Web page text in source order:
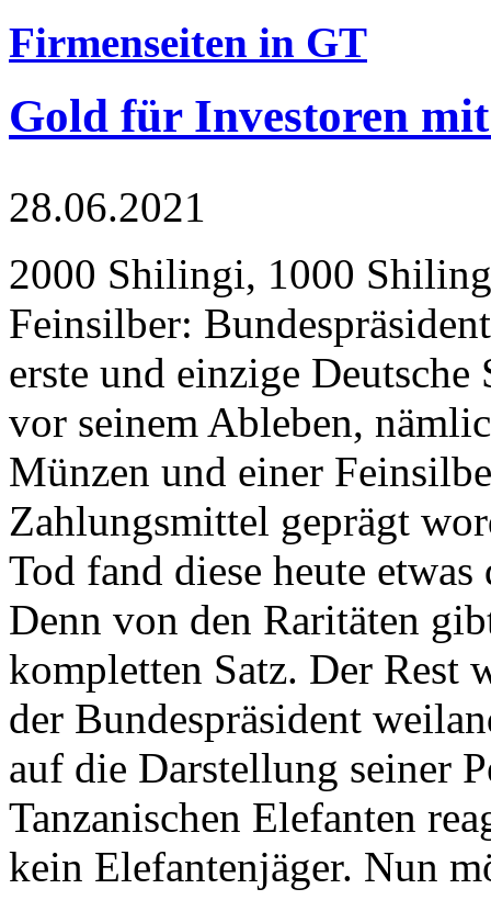
Firmenseiten in GT
Gold für Investoren
28.06.2021
2000 Shilingi, 1000
Feinsilber:
erste und einzige Deutsche
vor seinem Ableben,
Münzen und einer
Zahlungsmittel geprägt
Tod fand diese heute
Denn von den Raritäten
kompletten Satz. Der Rest
der Bundespräsident
auf die Darstellung seiner
Tanzanischen Elefanten
kein Elefantenjäger. Nun